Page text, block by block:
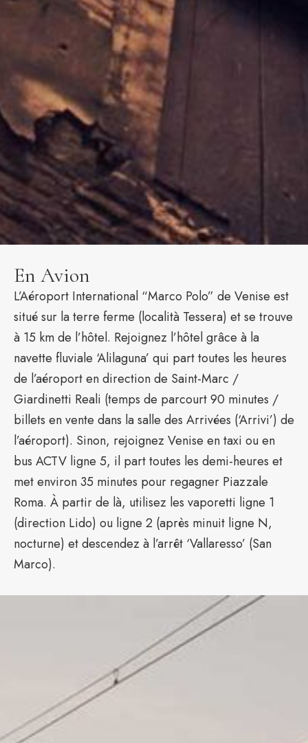
En Avion
L’Aéroport International “Marco Polo” de Venise est
situé sur la terre ferme (località Tessera) et se trouve
à 15 km de l’hôtel. Rejoignez l’hôtel grâce à la
navette fluviale ‘Alilaguna’ qui part toutes les heures
de l’aéroport en direction de Saint-Marc /
Giardinetti Reali (temps de parcourt 90 minutes /
billets en vente dans la salle des Arrivées (‘Arrivi’) de
l’aéroport). Sinon, rejoignez Venise en taxi ou en
bus ACTV ligne 5, il part toutes les demi-heures et
met environ 35 minutes pour regagner Piazzale
Roma. À partir de là, utilisez les vaporetti ligne 1
(direction Lido) ou ligne 2 (après minuit ligne N,
nocturne) et descendez à l’arrêt ‘Vallaresso’ (San
Marco).